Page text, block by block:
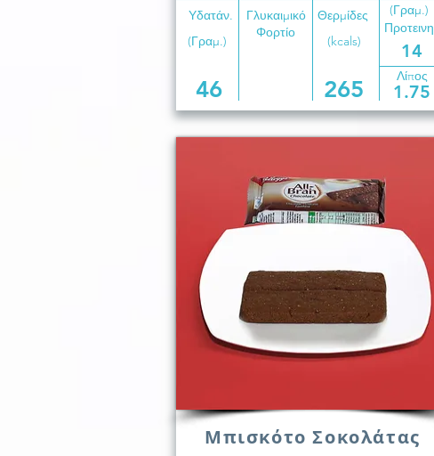
Υδατάν.
Γλυκαιμικό
Φορτίο
(Γραμ.)
Θερμίδες
(kcals)
Προτεινη
14
(Γραμ.)
46 265 Λίπος
1.75
Μπισκότο Σοκολάτας